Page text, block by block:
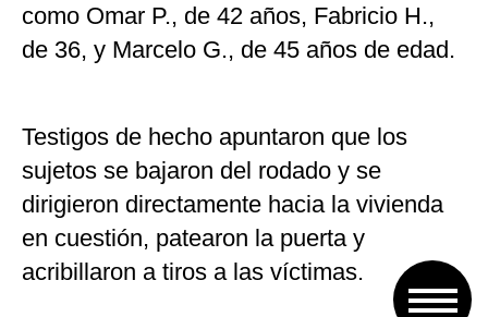
como Omar P., de 42 años, Fabricio H.,
de 36, y Marcelo G., de 45 años de edad.
Testigos de hecho apuntaron que los
sujetos se bajaron del rodado y se
dirigieron directamente hacia la vivienda
en cuestión, patearon la puerta y
acribillaron a tiros a las víctimas.